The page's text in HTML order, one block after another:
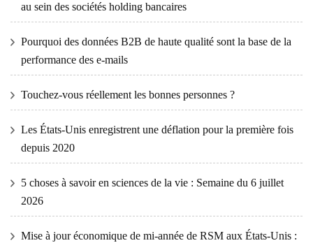
au sein des sociétés holding bancaires
Pourquoi des données B2B de haute qualité sont la base de la
performance des e-mails
Touchez-vous réellement les bonnes personnes ?
Les États-Unis enregistrent une déflation pour la première fois
depuis 2020
5 choses à savoir en sciences de la vie : Semaine du 6 juillet
2026
Mise à jour économique de mi-année de RSM aux États-Unis :